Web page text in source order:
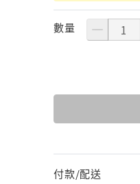
數量
付款/配送